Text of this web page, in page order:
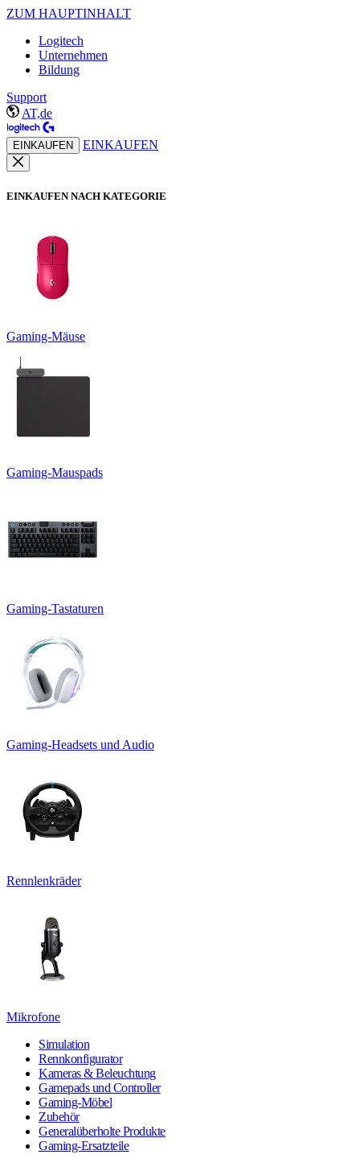
ZUM HAUPTINHALT
Logitech
Unternehmen
Bildung
Support
AT,de
EINKAUFEN EINKAUFEN
EINKAUFEN NACH KATEGORIE
Gaming-Mäuse
Gaming-Mauspads
Gaming-Tastaturen
Gaming-Headsets und Audio
Rennlenkräder
Mikrofone
Simulation
Rennkonfigurator
Kameras & Beleuchtung
Gamepads und Controller
Gaming-Möbel
Zubehör
Generalüberholte Produkte
Gaming-Ersatzteile